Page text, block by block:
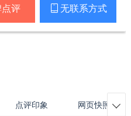
评  无联系方式
点评印象 网页快照 